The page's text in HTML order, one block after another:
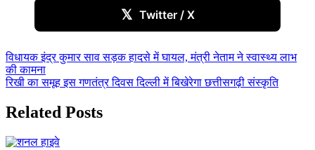
𝕏 Twitter / X
Post
navigation
विधायक इंद्र कुमार साव सड़क हादसे में घायल, मंत्री नेताम ने स्वास्थ्य लाभ
की कामना
रिखी का समूह इस गणतंत्र दिवस दिल्ली में बिखेरेगा छत्तीसगढ़ी संस्कृति
Related Posts